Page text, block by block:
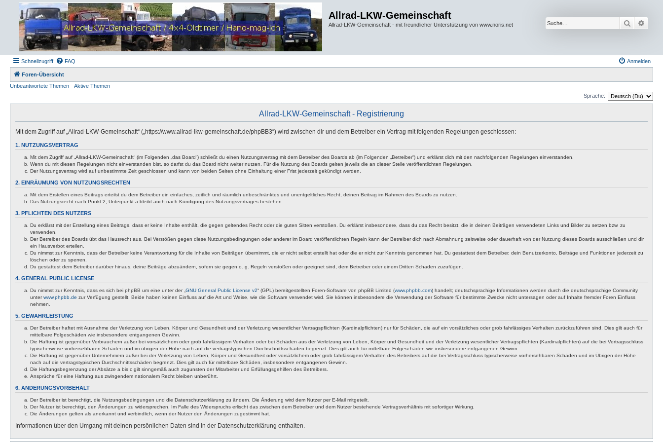
Allrad-LKW-Gemeinschaft
Allrad-LKW-Gemeinschaft - mit freundlicher Unterstützung von www.noris.net Suche
Schnellzugriff FAQ Anmelden
Foren-Übersicht
Unbeantwortete Themen
Aktive Themen
Sprache:
Allrad-LKW-Gemeinschaft - Registrierung
Mit dem Zugriff auf „Allrad-LKW-Gemeinschaft“ („https://www.allrad-lkw-gemeinschaft.de/phpBB3“) wird zwischen dir und dem Betreiber ein Vertrag mit folgenden Regelungen geschlossen:
1. NUTZUNGSVERTRAG
Mit dem Zugriff auf „Allrad-LKW-Gemeinschaft“ (im Folgenden „das Board“) schließt du einen Nutzungsvertrag mit dem Betreiber des Boards ab (im Folgenden „Betreiber“) und erklärst dich mit den nachfolgenden Regelungen einverstanden.
Wenn du mit diesen Regelungen nicht einverstanden bist, so darfst du das Board nicht weiter nutzen. Für die Nutzung des Boards gelten jeweils die an dieser Stelle veröffentlichten Regelungen.
Der Nutzungsvertrag wird auf unbestimmte Zeit geschlossen und kann von beiden Seiten ohne Einhaltung einer Frist jederzeit gekündigt werden.
2. EINRÄUMUNG VON NUTZUNGSRECHTEN
Mit dem Erstellen eines Beitrags erteilst du dem Betreiber ein einfaches, zeitlich und räumlich unbeschränktes und unentgeltliches Recht, deinen Beitrag im Rahmen des Boards zu nutzen.
Das Nutzungsrecht nach Punkt 2, Unterpunkt a bleibt auch nach Kündigung des Nutzungsvertrages bestehen.
3. PFLICHTEN DES NUTZERS
Du erklärst mit der Erstellung eines Beitrags, dass er keine Inhalte enthält, die gegen geltendes Recht oder die guten Sitten verstoßen. Du erklärst insbesondere, dass du das Recht besitzt, die in deinen Beiträgen verwendeten Links und Bilder zu setzen bzw. zu
verwenden.
Der Betreiber des Boards übt das Hausrecht aus. Bei Verstößen gegen diese Nutzungsbedingungen oder anderer im Board veröffentlichten Regeln kann der Betreiber dich nach Abmahnung zeitweise oder dauerhaft von der Nutzung dieses Boards ausschließen und dir
ein Hausverbot erteilen.
Du nimmst zur Kenntnis, dass der Betreiber keine Verantwortung für die Inhalte von Beiträgen übernimmt, die er nicht selbst erstellt hat oder die er nicht zur Kenntnis genommen hat. Du gestattest dem Betreiber, dein Benutzerkonto, Beiträge und Funktionen jederzeit zu
löschen oder zu sperren.
Du gestattest dem Betreiber darüber hinaus, deine Beiträge abzuändern, sofern sie gegen o. g. Regeln verstoßen oder geeignet sind, dem Betreiber oder einem Dritten Schaden zuzufügen.
4. GENERAL PUBLIC LICENSE
Du nimmst zur Kenntnis, dass es sich bei phpBB um eine unter der „ GNU General Public License v2“ (GPL) bereitgestellten Foren-Software von phpBB Limited (www.phpbb.com) handelt; deutschsprachige Informationen werden durch die deutschsprachige Community
unterwww.phpbb.de zur Verfügung gestellt. Beide haben keinen Einfluss auf die Art und Weise, wie die Software verwendet wird. Sie können insbesondere die Verwendung der Software für bestimmte Zwecke nicht untersagen oder auf Inhalte fremder Foren Einfluss
nehmen.
5. GEWÄHRLEISTUNG
Der Betreiber haftet mit Ausnahme der Verletzung von Leben, Körper und Gesundheit und der Verletzung wesentlicher Vertragspflichten (Kardinalpflichten) nur für Schäden, die auf ein vorsätzliches oder grob fahrlässiges Verhalten zurückzuführen sind. Dies gilt auch für
mittelbare Folgeschäden wie insbesondere entgangenen Gewinn.
Die Haftung ist gegenüber Verbrauchern außer bei vorsätzlichem oder grob fahrlässigem Verhalten oder bei Schäden aus der Verletzung von Leben, Körper und Gesundheit und der Verletzung wesentlicher Vertragspflichten (Kardinalpflichten) auf die bei Vertragsschluss
typischerweise vorhersehbaren Schäden und im übrigen der Höhe nach auf die vertragstypischen Durchschnittsschäden begrenzt. Dies gilt auch für mittelbare Folgeschäden wie insbesondere entgangenen Gewinn.
Die Haftung ist gegenüber Unternehmern außer bei der Verletzung von Leben, Körper und Gesundheit oder vorsätzlichem oder grob fahrlässigem Verhalten des Betreibers auf die bei Vertragsschluss typischerweise vorhersehbaren Schäden und im Übrigen der Höhe
nach auf die vertragstypischen Durchschnittsschäden begrenzt. Dies gilt auch für mittelbare Schäden, insbesondere entgangenen Gewinn.
Die Haftungsbegrenzung der Absätze a bis c gilt sinngemäß auch zugunsten der Mitarbeiter und Erfüllungsgehilfen des Betreibers.
Ansprüche für eine Haftung aus zwingendem nationalem Recht bleiben unberührt.
6. ÄNDERUNGSVORBEHALT
Der Betreiber ist berechtigt, die Nutzungsbedingungen und die Datenschutzerklärung zu ändern. Die Änderung wird dem Nutzer per E-Mail mitgeteilt.
Der Nutzer ist berechtigt, den Änderungen zu widersprechen. Im Falle des Widerspruchs erlischt das zwischen dem Betreiber und dem Nutzer bestehende Vertragsverhältnis mit sofortiger Wirkung.
Die Änderungen gelten als anerkannt und verbindlich, wenn der Nutzer den Änderungen zugestimmt hat.
Informationen über den Umgang mit deinen persönlichen Daten sind in der Datenschutzerklärung enthalten.